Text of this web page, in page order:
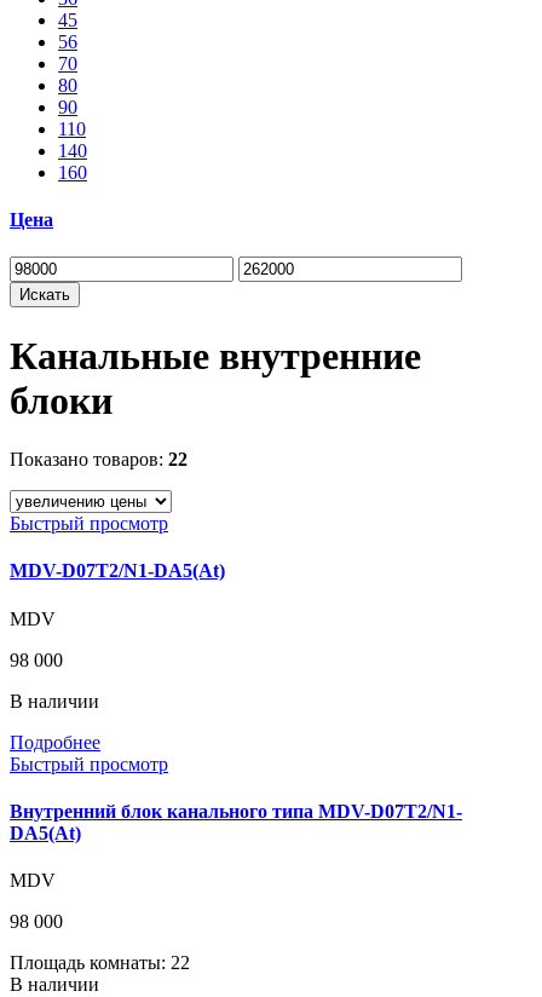
45
56
70
80
90
110
140
160
Цена
Искать
Канальные внутренние
блоки
Показано товаров: 22
Быстрый просмотр
MDV-D07T2/N1-DA5(At)
MDV
98 000
В наличии
Подробнее
Быстрый просмотр
Внутренний блок канального типа MDV-D07T2/N1-
DA5(At)
MDV
98 000
Площадь комнаты: 22
В наличии